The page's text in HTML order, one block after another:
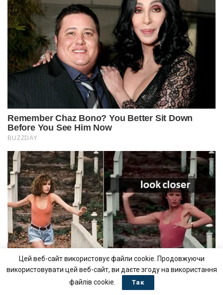
Цей веб-сайт використовує файли cookie. Продовжуючи
використовувати цей веб-сайт, ви даєте згоду на використання
файлів cookie.
Так